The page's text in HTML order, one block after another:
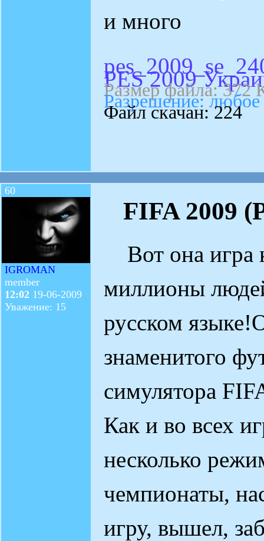
и много
PES 2009
Размер файла: 372
Разрешение: любое
Файл скачан: 224
60
IGROMAN
member
12:02 19-06-2009
Уважение: 15
FIFA 2009
Вот она игра
миллионы
русском
знаменитого
симулятора
Как и во всех
несколько
чемпионаты,
игру, вышел,